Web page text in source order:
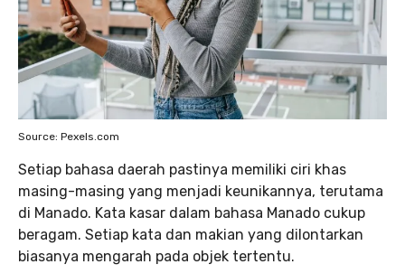
Source: Pexels.com
Setiap bahasa daerah pastinya memiliki ciri khas
masing-masing yang menjadi keunikannya, terutama
di Manado. Kata kasar dalam bahasa Manado cukup
beragam. Setiap kata dan makian yang dilontarkan
biasanya mengarah pada objek tertentu.